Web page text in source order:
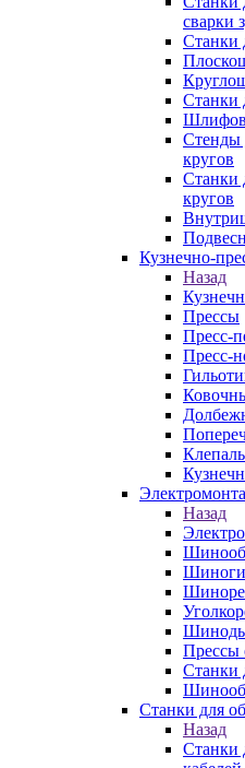
сварки
Станки
Станки
Стенды
кругов
Станки
кругов
Кузнечно-
Назад
Прессы
Пресс-
Пресс-
Назад
Станки
Станки для
Назад
Станки